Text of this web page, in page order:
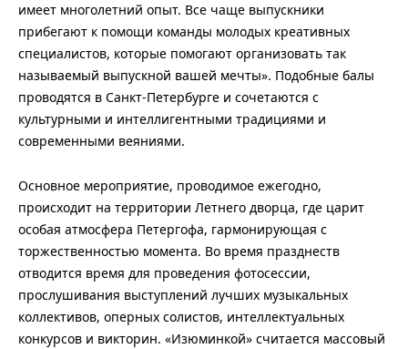
имеет многолетний опыт. Все чаще выпускники
прибегают к помощи команды молодых креативных
специалистов, которые помогают организовать так
называемый выпускной вашей мечты». Подобные балы
проводятся в Санкт-Петербурге и сочетаются с
культурными и интеллигентными традициями и
современными веяниями.
Основное мероприятие, проводимое ежегодно,
происходит на территории Летнего дворца, где царит
особая атмосфера Петергофа, гармонирующая с
торжественностью момента. Во время празднеств
отводится время для проведения фотосессии,
прослушивания выступлений лучших музыкальных
коллективов, оперных солистов, интеллектуальных
конкурсов и викторин. «Изюминкой» считается массовый